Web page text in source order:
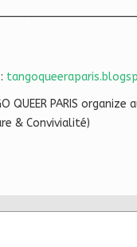
QUEER PARIS
& Convivialité)